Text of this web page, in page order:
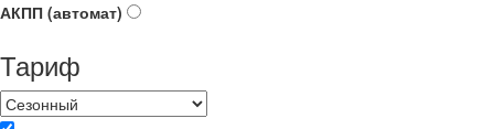
АКПП (автомат)
Тариф